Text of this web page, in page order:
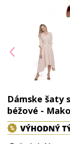
Dámske šaty
béžové -